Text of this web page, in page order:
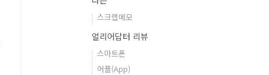
스크랩메모
얼리어답터 리뷰
스마트폰
어플(App)